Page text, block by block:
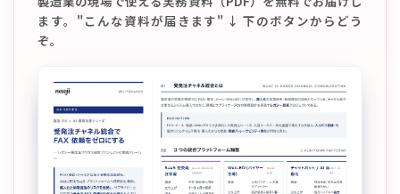
ます。"こんな資料が届きます" ↓ 下のボタンからどう
ぞ。